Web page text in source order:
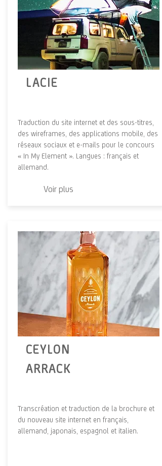
LACIE
Traduction du site internet et des sous-titres,
des wireframes, des applications mobile, des
réseaux sociaux et e-mails pour le concours
« In My Element ». Langues : français et
allemand.
Voir plus
CEYLON
ARRACK
Transcréation et traduction de la brochure et
du nouveau site internet en français,
allemand, japonais, espagnol et italien.